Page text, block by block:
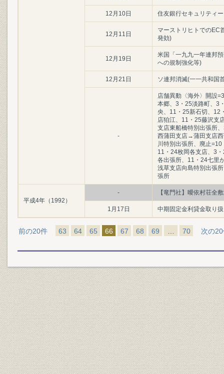
12月10日 住友銀行セキュリティ
12月11日
マーストリヒトでのEC
発効)
12月19日
米国「一九九一年連邦
への規制強化等)
12月21日 ソ連邦消滅(一一共和国
-
店舗異動〈海外〉開設
本郷、3・25淡路町、3
央、11・25新石切、12
店狛江、11・25藤沢支
支店東船橋特別出張所
西蒲田支店→蒲田支店
川特別出張所、廃止
11・24枚岡各支店、3
各出張所、11・24七里
浅草支店向島特別出張
張所
平成4年（1992）
- 【竜門社】曖依村荘全
1月17日 中期固定金利貸金取り
前の20件 63 64 65 66 67 68 69 70 次の